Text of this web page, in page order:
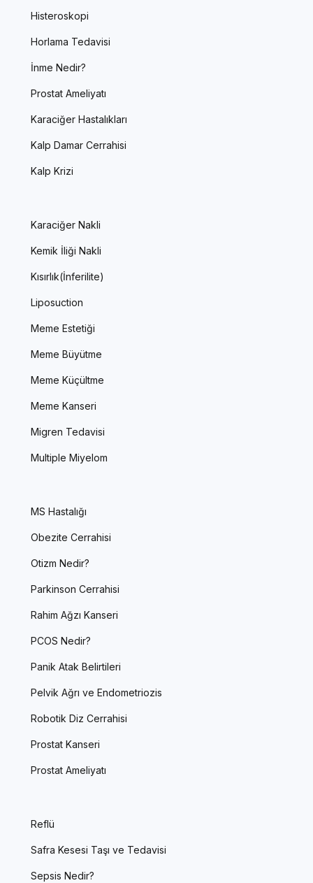
Histeroskopi
Horlama Tedavisi
İnme Nedir?
Prostat Ameliyatı
Karaciğer Hastalıkları
Kalp Damar Cerrahisi
Kalp Krizi
Karaciğer Nakli
Kemik İliği Nakli
Kısırlık(İnferilite)
Liposuction
Meme Estetiği
Meme Büyütme
Meme Küçültme
Meme Kanseri
Migren Tedavisi
Multiple Miyelom
MS Hastalığı
Obezite Cerrahisi
Otizm Nedir?
Parkinson Cerrahisi
Rahim Ağzı Kanseri
PCOS Nedir?
Panik Atak Belirtileri
Pelvik Ağrı ve Endometriozis
Robotik Diz Cerrahisi
Prostat Kanseri
Prostat Ameliyatı
Reflü
Safra Kesesi Taşı ve Tedavisi
Sepsis Nedir?